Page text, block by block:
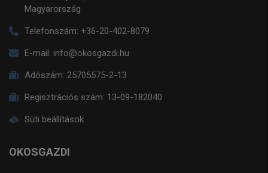
Magyarország
Telefonszám: +36-20-402-8079
E-mail: info@okosgazdi.hu
Adószám: 25705575-2-13
Regisztrációs szám: 13-09-182040
Süti beállítások
OKOSGAZDI